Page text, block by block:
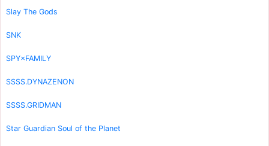
Slay The Gods
SNK
SPY×FAMILY
SSSS.DYNAZENON
SSSS.GRIDMAN
Star Guardian Soul of the Planet